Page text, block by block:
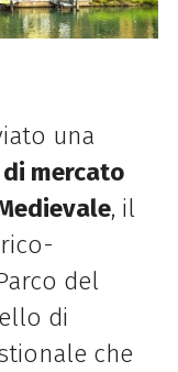
una
mercato
, il
del
di
che